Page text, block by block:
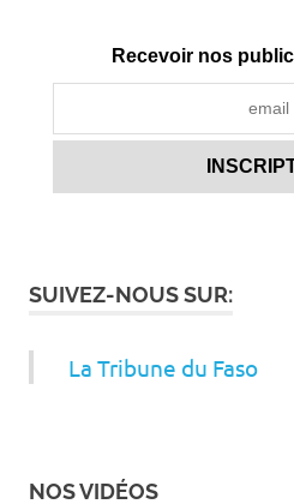
Recevoir nos
SUIVEZ-NOUS SUR:
La Tribune du Faso
NOS VIDÉOS